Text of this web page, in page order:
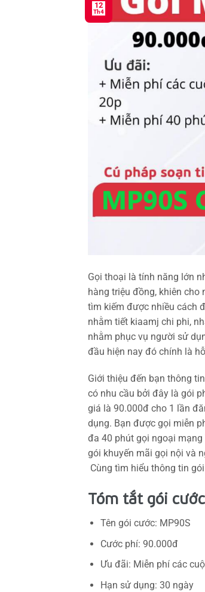
12
Th4
Gọi thoại là tính năng lớn
hàng triệu đồng, khiên
tìm kiếm được nhiều cách
nhằm tiết kiaamj chi phi,
nhằm phục vụ người sử
đầu hiện nay đó chính là
Giới thiệu đến bạn thông
có nhu cầu bởi đây là gói
giá là 90.000đ cho 1 lần
dụng. Bạn được gọi miễn
đa 40 phút gọi ngoại
gói khuyến mãi gọi nội và
Cùng tìm hiểu thông tin
Tóm tắt gói
Tên gói cước: MP90S
Cước phí: 90.000đ
Ưu đãi: Miễn phí các
Hạn sử dụng: 30 ngày